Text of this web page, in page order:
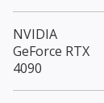
NVIDIA
GeForce RTX
4090